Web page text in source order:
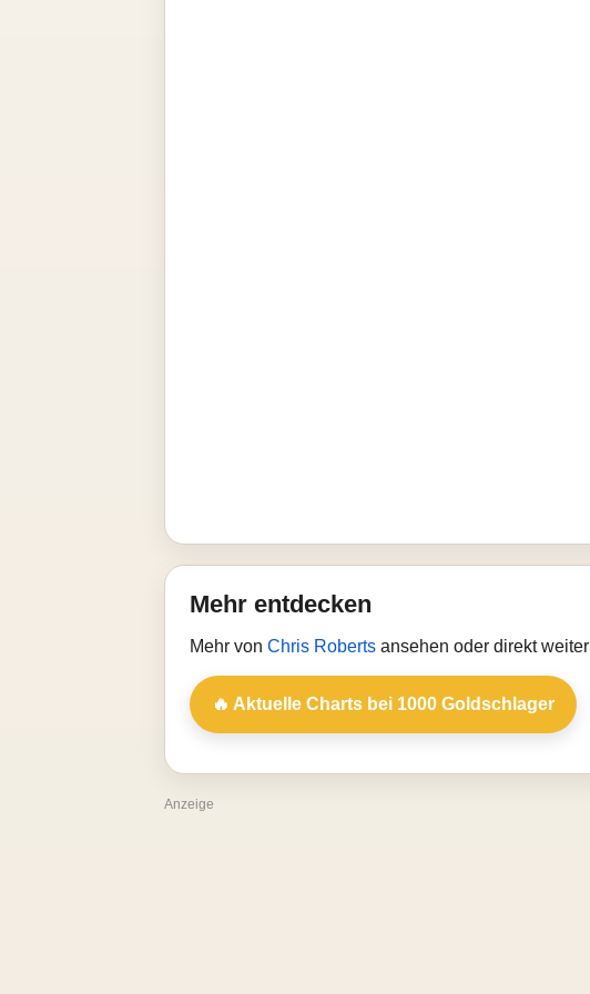
Mehr entdecken
Mehr von Chris Roberts ansehen oder direkt weiter
🔥 Aktuelle Charts bei 1000 Goldschlager
Anzeige